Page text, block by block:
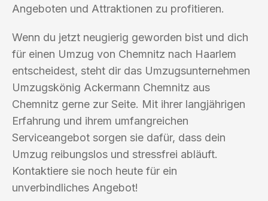
Angeboten und Attraktionen zu profitieren.
Wenn du jetzt neugierig geworden bist und dich
für einen Umzug von Chemnitz nach Haarlem
entscheidest, steht dir das Umzugsunternehmen
Umzugskönig Ackermann Chemnitz aus
Chemnitz gerne zur Seite. Mit ihrer langjährigen
Erfahrung und ihrem umfangreichen
Serviceangebot sorgen sie dafür, dass dein
Umzug reibungslos und stressfrei abläuft.
Kontaktiere sie noch heute für ein
unverbindliches Angebot!